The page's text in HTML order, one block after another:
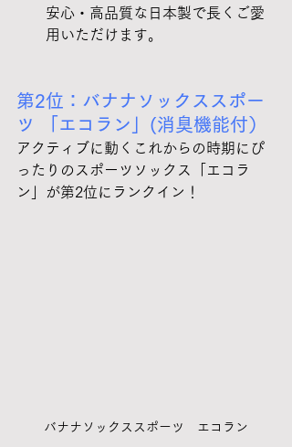
安心・高品質な日本製で長くご愛
用いただけます。
第2位：バナナソックススポー
ツ 「エコラン」(消臭機能付）
アクティブに動くこれからの時期にぴ
ったりのスポーツソックス「エコラ
ン」が第2位にランクイン！
バナナソックススポーツ　エコラン